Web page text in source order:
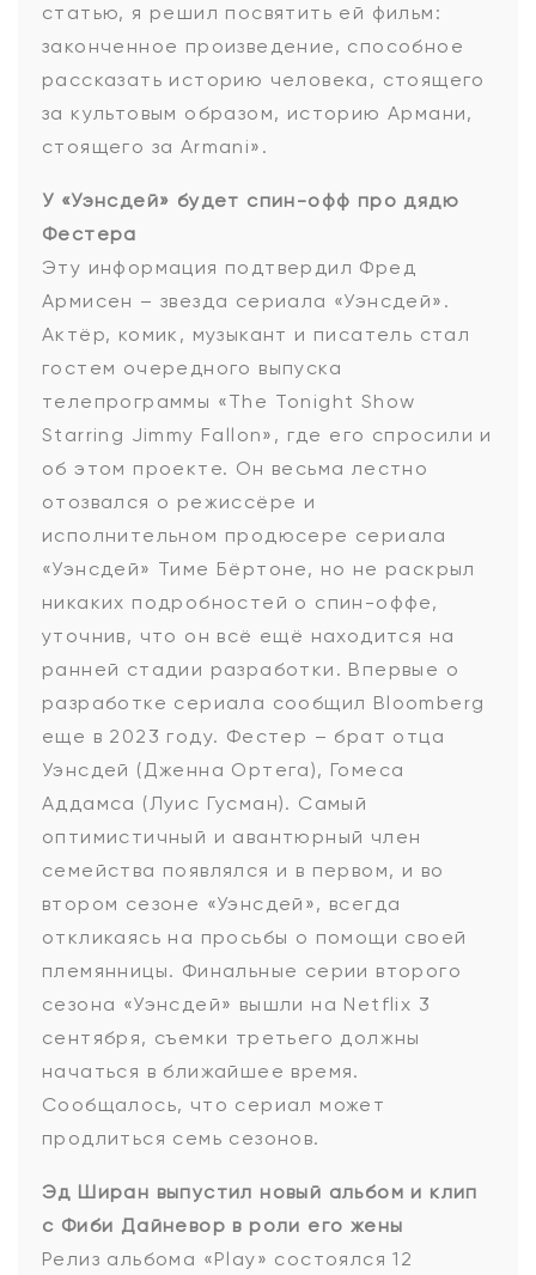
статью, я решил посвятить ей фильм:
законченное произведение, способное
рассказать историю человека, стоящего
за культовым образом, историю Армани,
стоящего за Armani».
У «Уэнсдей» будет спин-офф про дядю
Фестера
Эту информация подтвердил Фред
Армисен – звезда сериала «Уэнсдей».
Актёр, комик, музыкант и писатель стал
гостем очередного выпуска
телепрограммы «The Tonight Show
Starring Jimmy Fallon», где его спросили и
об этом проекте. Он весьма лестно
отозвался о режиссёре и
исполнительном продюсере сериала
«Уэнсдей» Тиме Бёртоне, но не раскрыл
никаких подробностей о спин-оффе,
уточнив, что он всё ещё находится на
ранней стадии разработки. Впервые о
разработке сериала сообщил Bloomberg
еще в 2023 году. Фестер – брат отца
Уэнсдей (Дженна Ортега), Гомеса
Аддамса (Луис Гусман). Самый
оптимистичный и авантюрный член
семейства появлялся и в первом, и во
втором сезоне «Уэнсдей», всегда
откликаясь на просьбы о помощи своей
племянницы. Финальные серии второго
сезона «Уэнсдей» вышли на Netflix 3
сентября, съемки третьего должны
начаться в ближайшее время.
Сообщалось, что сериал может
продлиться семь сезонов.
Эд Ширан выпустил новый альбом и клип
с Фиби Дайневор в роли его жены
Релиз альбома «Play» состоялся 12